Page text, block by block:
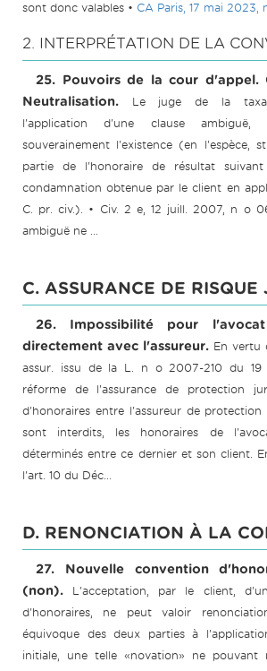
sont donc valables • CA Paris, 17 mai 2023,
2. INTERPRÉTATION DE LA
25. Pouvoirs de la cour d'appel.
Neutralisation.
Le juge de la
l'application d'une clause
souverainement l'existence (en l'espèce,
partie de l'honoraire de résultat
condamnation obtenue par le client en
C. pr. civ.). • Civ. 2 e, 12 juill. 2007, n o
ambiguë ne ...
C. ASSURANCE DE RISQUE
26. Impossibilité pour
directement avec l'assureur. En vertu
assur. issu de la L. n o 2007-210 du
réforme de l'assurance de protection
d'honoraires entre l'assureur de
sont interdits, les honoraires de
déterminés entre ce dernier et son client.
l'art. 10 du Déc...
D. RENONCIATION À LA
27. Nouvelle convention
(non).
L'acceptation, par le client,
d'honoraires, ne peut valoir
équivoque des deux parties à
initiale, une telle «novation» ne pouvant